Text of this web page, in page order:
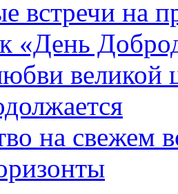
встречи на
«День
великой
на свежем